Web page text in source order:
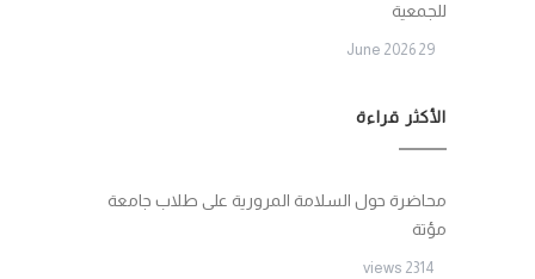
للجمعية
29 June 2026
الأكثر قراءة
محاضرة حول السلامة المرورية على طلاب جامعة
مؤتة
2314 views